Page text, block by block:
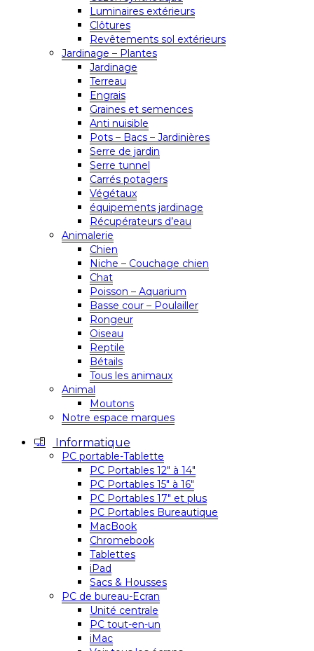
Luminaires extérieurs
Clôtures
Revêtements sol extérieurs
Jardinage – Plantes
Jardinage
Terreau
Engrais
Graines et semences
Anti nuisible
Pots – Bacs – Jardinières
Serre de jardin
Serre tunnel
Carrés potagers
Végétaux
équipements jardinage
Récupérateurs d’eau
Animalerie
Chien
Niche – Couchage chien
Chat
Poisson – Aquarium
Basse cour – Poulailler
Rongeur
Oiseau
Reptile
Bétails
Tous les animaux
Animal
Moutons
Notre espace marques
Informatique
PC portable-Tablette
PC Portables 12″ à 14″
PC Portables 15″ à 16″
PC Portables 17″ et plus
PC Portables Bureautique
MacBook
Chromebook
Tablettes
iPad
Sacs & Housses
PC de bureau-Ecran
Unité centrale
PC tout-en-un
iMac